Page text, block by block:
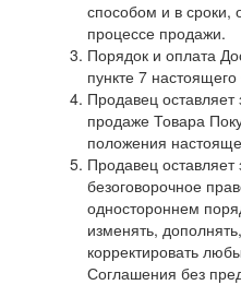
способом и в сроки,
процессе продажи.
Порядок и оплата
пункте 7
Продавец оставляет
продаже Товара
положения
Продавец
безоговорочное
одностороннем
изменять,
корректировать
Соглашения без